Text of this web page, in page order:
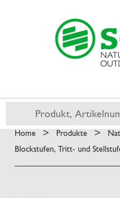
Home > Produkte >
Blockstufen, Tritt- und